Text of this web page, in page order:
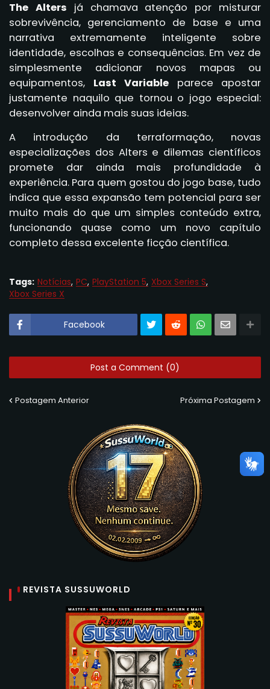
The Alters já chamava atenção por misturar
sobrevivência, gerenciamento de base e uma
narrativa extremamente inteligente sobre
identidade, escolhas e consequências. Em vez de
simplesmente adicionar novos mapas ou
equipamentos, Last Variable parece apostar
justamente naquilo que tornou o jogo especial:
desenvolver ainda mais suas ideias.
A introdução da terraformação, novas
especializações dos Alters e dilemas científicos
promete dar ainda mais profundidade à
experiência. Para quem gostou do jogo base, tudo
indica que essa expansão tem potencial para ser
muito mais do que um simples conteúdo extra,
funcionando quase como um novo capítulo
completo dessa excelente ficção científica.
Tags: Notícias PC PlayStation 5 Xbox Series S
Xbox Series X
Facebook
Post a Comment (0)
Postagem Anterior Próxima Postagem
REVISTA SUSSUWORLD